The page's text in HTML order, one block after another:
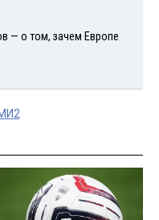
— о том, зачем Европе